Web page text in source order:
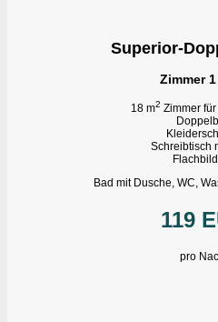
Superior-
Zimmer 1
18 m2 Zimmer
Schreibtisch
Bad mit Dusche, WC,
119
pro